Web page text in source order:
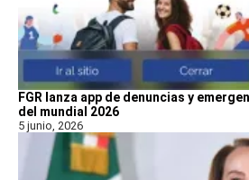
FGR lanza app de denuncias y
del mundial 2026
5 junio, 2026